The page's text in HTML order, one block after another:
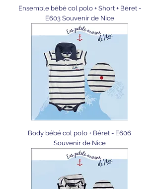
Ensemble bébé col polo + Short + Béret -
E603 Souvenir de Nice
Body bébé col polo + Béret - E606
Souvenir de Nice